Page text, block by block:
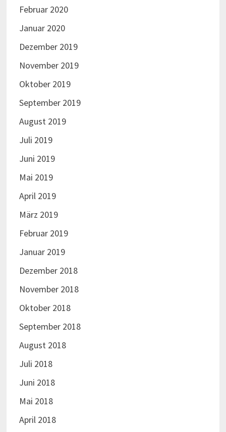
Februar 2020
Januar 2020
Dezember 2019
November 2019
Oktober 2019
September 2019
August 2019
Juli 2019
Juni 2019
Mai 2019
April 2019
März 2019
Februar 2019
Januar 2019
Dezember 2018
November 2018
Oktober 2018
September 2018
August 2018
Juli 2018
Juni 2018
Mai 2018
April 2018